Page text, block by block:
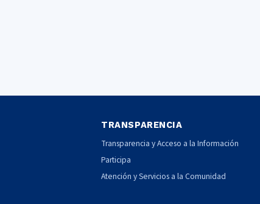
TRANSPARENCIA
Transparencia y Acceso a la Información
Participa
Atención y Servicios a la Comunidad